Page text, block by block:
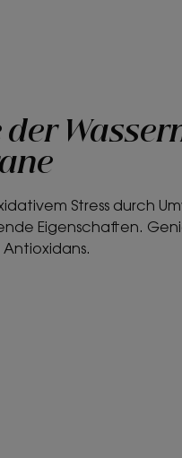
der
Stress durch
Eigenschaften.
Antioxidans.